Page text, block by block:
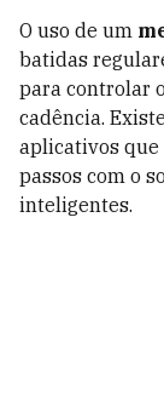
O uso de um
batidas
para controlar
cadência.
aplicativos
passos com o
inteligentes.